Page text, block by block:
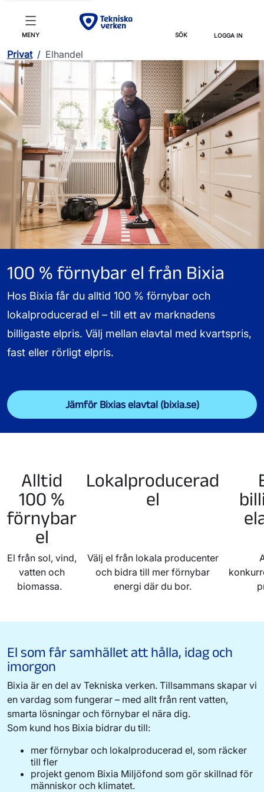
MENY SÖK LOGGA IN
Privat / Elhandel
100 % förnybar el från Bixia
Hos Bixia får du alltid 100 % förnybar och
lokalproducerad el – till ett av marknadens
billigaste elpris. Välj mellan elavtal med kvartspris,
fast eller rörligt elpris.
Jämför Bixias elavtal (bixia.se)
Alltid
100 %
förnybar
el
El från sol, vind,
vatten och
biomassa.
Lokalproducerad
el
Välj el från lokala producenter
och bidra till mer förnybar
energi där du bor.
El som får samhället att hålla, idag och
imorgon
Bixia är en del av Tekniska verken. Tillsammans skapar vi
en vardag som fungerar – med allt från rent vatten,
smarta lösningar och förnybar el nära dig.
Som kund hos Bixia bidrar du till:
mer förnybar och lokalproducerad el, som räcker
till fler
projekt genom Bixia Miljöfond som gör skillnad för
människor och klimatet.